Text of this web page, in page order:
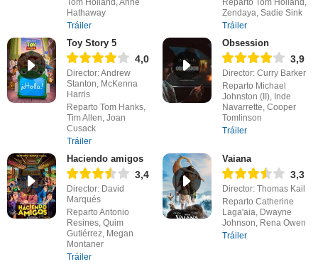
Tom Holland, Anne
Hathaway
Tráiler
Reparto Tom Holland,
Zendaya, Sadie Sink
Tráiler
Toy Story 5
4,0
Director: Andrew
Stanton, McKenna
Harris
Reparto Tom Hanks,
Tim Allen, Joan
Cusack
Tráiler
Obsession
3,9
Director: Curry Barker
Reparto Michael
Johnston (II), Inde
Navarrette, Cooper
Tomlinson
Tráiler
Haciendo amigos
3,4
Director: David
Marqués
Reparto Antonio
Resines, Quim
Gutiérrez, Megan
Montaner
Tráiler
Vaiana
3,3
Director: Thomas Kail
Reparto Catherine
Laga'aia, Dwayne
Johnson, Rena Owen
Tráiler